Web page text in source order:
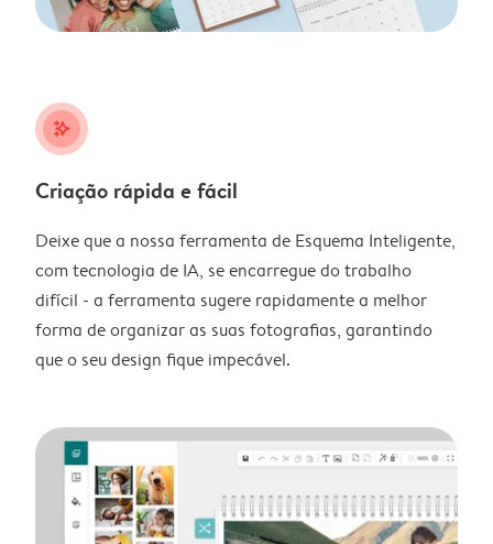
stars_plus
Criação rápida e fácil
Deixe que a nossa ferramenta de Esquema Inteligente,
com tecnologia de IA, se encarregue do trabalho
difícil - a ferramenta sugere rapidamente a melhor
forma de organizar as suas fotografias, garantindo
que o seu design fique impecável.